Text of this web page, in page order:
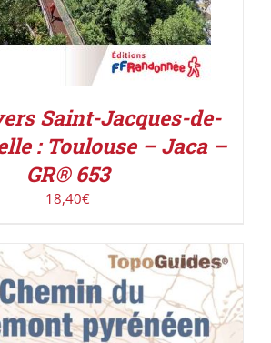
Saint-Jacques-de-
: Toulouse – Jaca –
GR® 653
18,40€